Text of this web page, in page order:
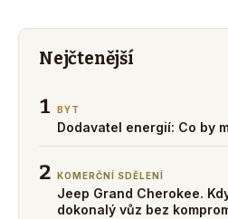
Nejčtenější
1 BYT
Dodavatel energií: Co by
2 KOMERČNÍ SDĚLENÍ
Jeep Grand Cherokee.
dokonalý vůz bez